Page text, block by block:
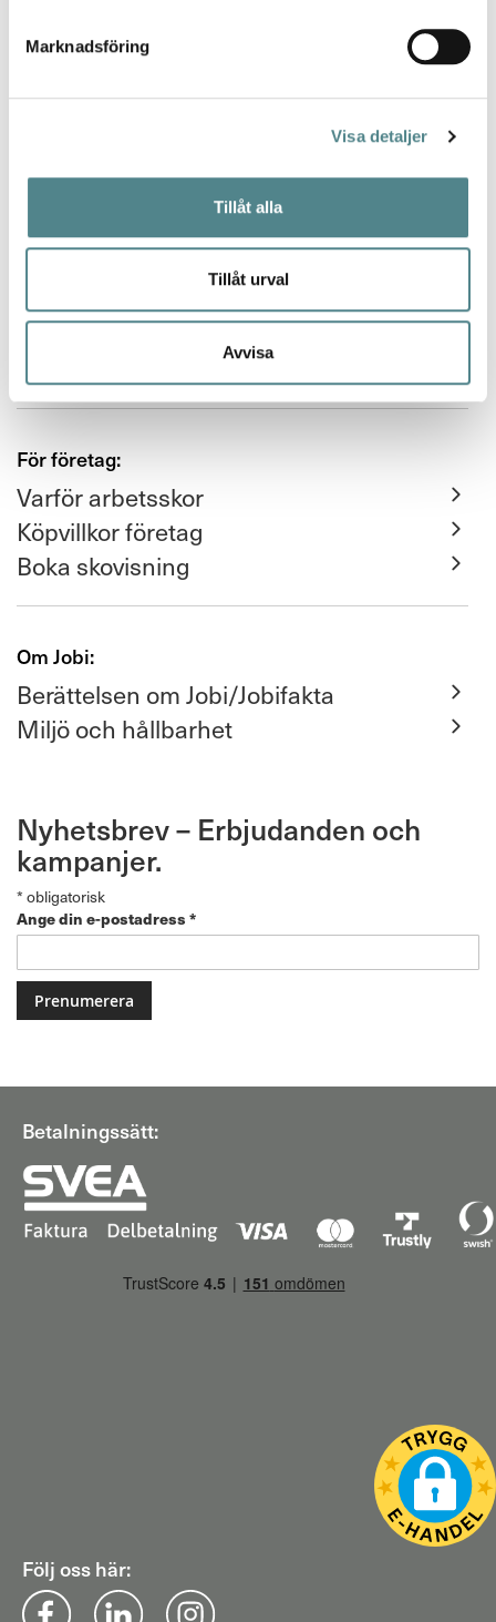
Marknadsföring
Visa detaljer
Tillåt alla
Tillåt urval
Avvisa
Nyhetsbrev
Leverans och retur
För företag:
Varför arbetsskor
Köpvillkor företag
Boka skovisning
Om Jobi:
Berättelsen om Jobi/Jobifakta
Miljö och hållbarhet
Nyhetsbrev – Erbjudanden och
kampanjer.
* obligatorisk
Ange din e-postadress *
Betalningssätt:
Följ oss här: